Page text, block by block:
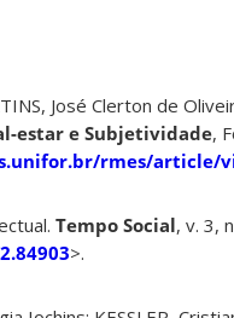
José Clerton de
estar e Subjetividade,
rmes/article/
Tempo Social, v. 3,
>.